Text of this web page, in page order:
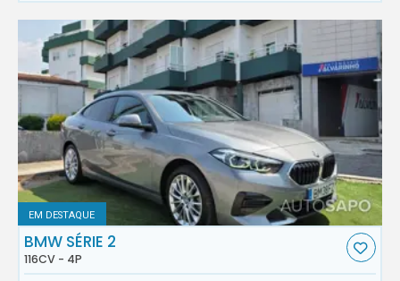
EM DESTAQUE
BMW SÉRIE 2
116CV - 4P